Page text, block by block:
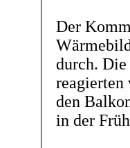
Der
durch. Die
reagierten
den
in der